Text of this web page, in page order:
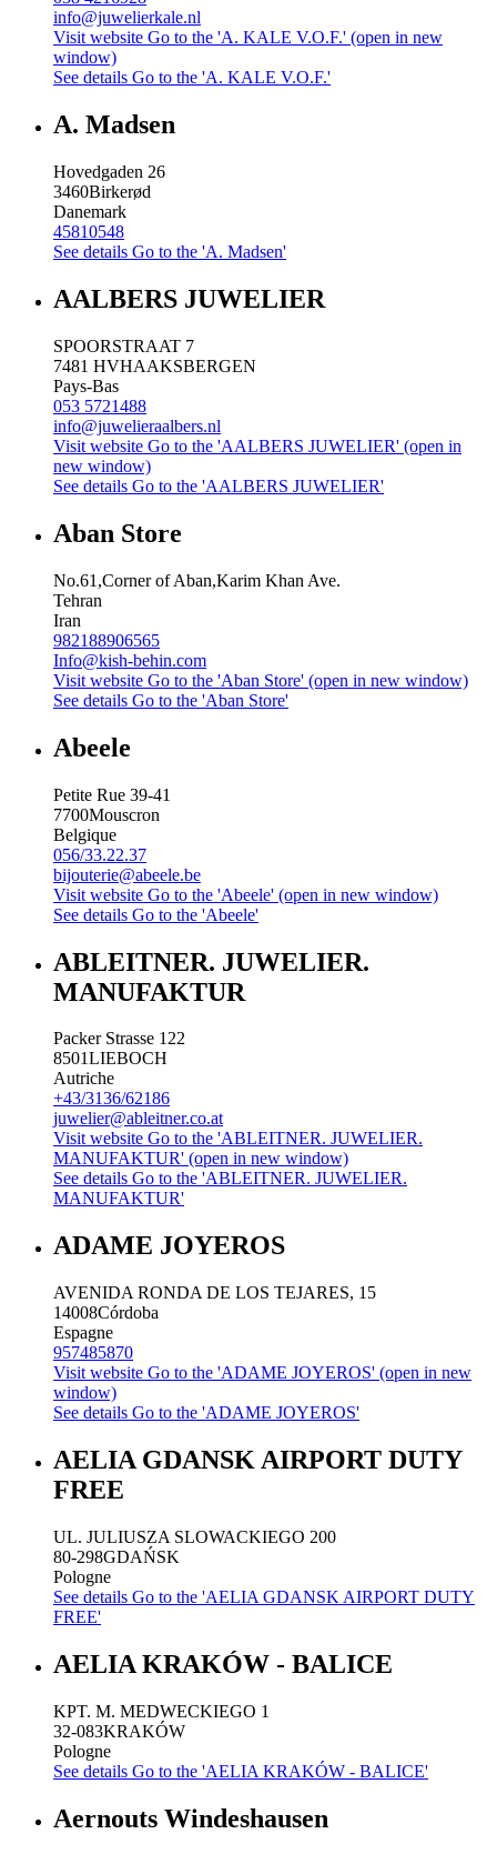
info@juwelierkale.nl
Visit website Go to the 'A. KALE V.O.F.' (open in new
window)
See details Go to the 'A. KALE V.O.F.'
A. Madsen
Hovedgaden 26
3460Birkerød
Danemark
45810548
See details Go to the 'A. Madsen'
AALBERS JUWELIER
SPOORSTRAAT 7
7481 HVHAAKSBERGEN
Pays-Bas
053 5721488
info@juwelieraalbers.nl
Visit website Go to the 'AALBERS JUWELIER' (open in
new window)
See details Go to the 'AALBERS JUWELIER'
Aban Store
No.61,Corner of Aban,Karim Khan Ave.
Tehran
Iran
982188906565
Info@kish-behin.com
Visit website Go to the 'Aban Store' (open in new window)
See details Go to the 'Aban Store'
Abeele
Petite Rue 39-41
7700Mouscron
Belgique
056/33.22.37
bijouterie@abeele.be
Visit website Go to the 'Abeele' (open in new window)
See details Go to the 'Abeele'
ABLEITNER. JUWELIER.
MANUFAKTUR
Packer Strasse 122
8501LIEBOCH
Autriche
+43/3136/62186
juwelier@ableitner.co.at
Visit website Go to the 'ABLEITNER. JUWELIER.
MANUFAKTUR' (open in new window)
See details Go to the 'ABLEITNER. JUWELIER.
MANUFAKTUR'
ADAME JOYEROS
AVENIDA RONDA DE LOS TEJARES, 15
14008Córdoba
Espagne
957485870
Visit website Go to the 'ADAME JOYEROS' (open in new
window)
See details Go to the 'ADAME JOYEROS'
AELIA GDANSK AIRPORT DUTY
FREE
UL. JULIUSZA SLOWACKIEGO 200
80-298GDAŃSK
Pologne
See details Go to the 'AELIA GDANSK AIRPORT DUTY
FREE'
AELIA KRAKÓW - BALICE
KPT. M. MEDWECKIEGO 1
32-083KRAKÓW
Pologne
See details Go to the 'AELIA KRAKÓW - BALICE'
Aernouts Windeshausen